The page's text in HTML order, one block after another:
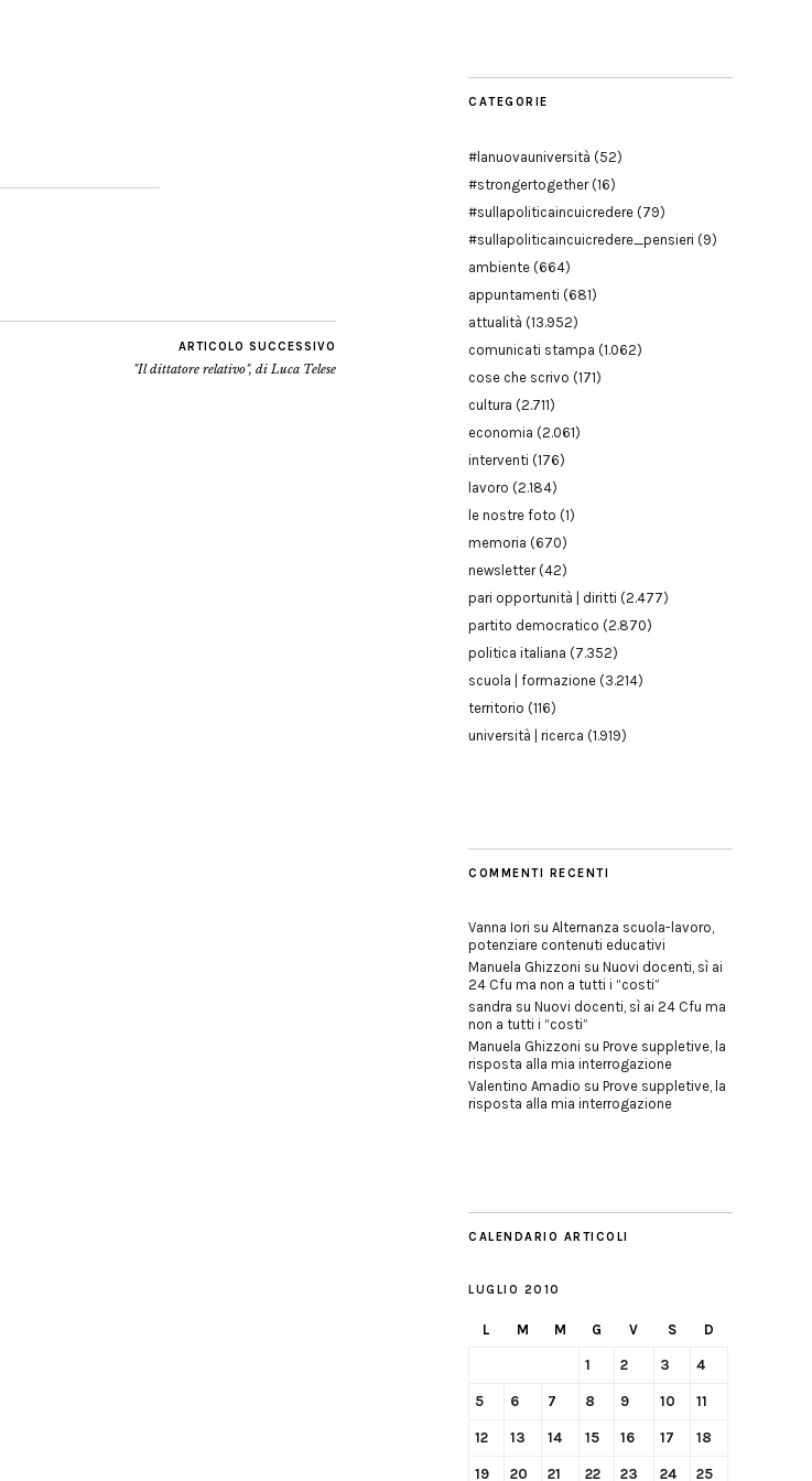
ARTICOLO SUCCESSIVO
"Il dittatore relativo", di Luca Telese
CATEGORIE
#lanuovauniversità (52)
#strongertogether(16)
#sullapoliticaincuicredere (79)
#sullapoliticaincuicredere_pensieri (9)
ambiente (664)
appuntamenti (681)
attualità (13.952)
comunicati stampa (1.062)
cose che scrivo (171)
cultura (2.711)
economia (2.061)
interventi (176)
lavoro (2.184)
le nostre foto (1)
memoria (670)
newsletter(42)
pari opportunità | diritti (2.477)
partito democratico (2.870)
politica italiana (7.352)
scuola | formazione (3.214)
territorio (116)
università | ricerca (1.919)
COMMENTI RECENTI
Vanna Iori su Alternanza scuola-lavoro,
potenziare contenuti educativi
Manuela Ghizzoni su Nuovi docenti, sì ai
24 Cfu ma non a tutti i “costi”
sandra su Nuovi docenti, sì ai 24 Cfu ma
non a tutti i “costi”
Manuela Ghizzoni su Prove suppletive, la
risposta alla mia interrogazione
Valentino Amadio su Prove suppletive, la
risposta alla mia interrogazione
CALENDARIO ARTICOLI
LUGLIO 2010
L M M G V S D
1 2 3 4
5 6 7 8 9 10 11
12 13 14 15 16 17 18
19 20 21 22 23 24 25